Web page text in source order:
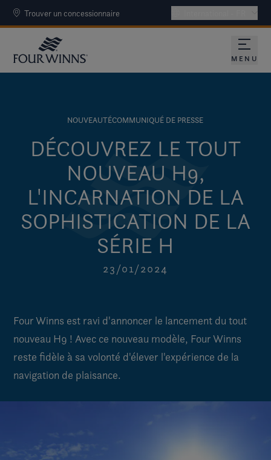
Trouver un concessionnaire
MENU
NOUVEAUTÉCOMMUNIQUÉ DE PRESSE
DÉCOUVREZ LE TOUT
NOUVEAU H9,
L'INCARNATION DE LA
SOPHISTICATION DE LA
SÉRIE H
23/01/2024
Four Winns est ravi d'annoncer le lancement du tout
nouveau H9 ! Avec ce nouveau modèle, Four Winns
reste fidèle à sa volonté d'élever l'expérience de la
navigation de plaisance.